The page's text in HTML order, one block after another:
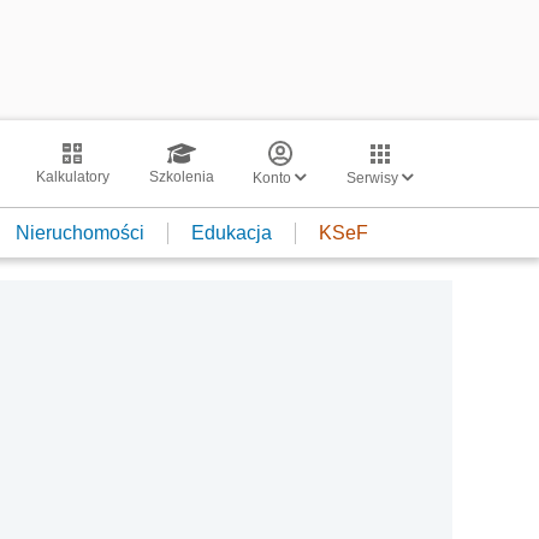
Kalkulatory Szkolenia Konto Serwisy
Nieruchomości Edukacja KSeF